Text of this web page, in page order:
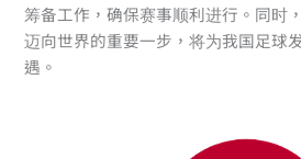
筹备工作，确保赛事顺利进行。同时
迈向世界的重要一步，将为我国足球
遇。